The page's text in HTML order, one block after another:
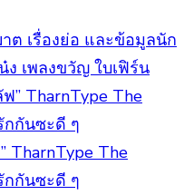
ต เรื่องย่อ และข้อมูลนัก
ง เพลงขวัญ ใบเฟิร์น
TharnType The
กกันซะดี ๆ